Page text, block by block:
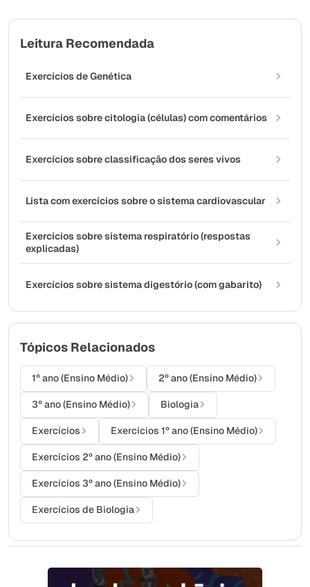
Leitura Recomendada
Exercícios de Genética
Exercícios sobre citologia (células) com comentários
Exercícios sobre classificação dos seres vivos
Lista com exercícios sobre o sistema cardiovascular
Exercícios sobre sistema respiratório (respostas
explicadas)
Exercícios sobre sistema digestório (com gabarito)
Tópicos Relacionados
1º ano (Ensino Médio) 2º ano (Ensino Médio)
3º ano (Ensino Médio) Biologia
Exercícios Exercícios 1º ano (Ensino Médio)
Exercícios 2º ano (Ensino Médio)
Exercícios 3º ano (Ensino Médio)
Exercícios de Biologia